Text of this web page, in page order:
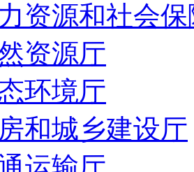
资源和社会
资源厅
环境厅
和城乡建设厅